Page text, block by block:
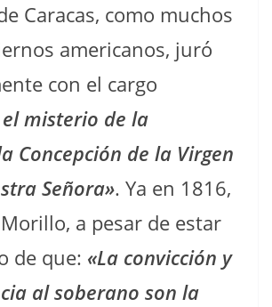
Caracas, como muchos
americanos, juró
con el cargo
misterio de la
Concepción de la Virgen
Señora». Ya en 1816,
a pesar de estar
de que: «La convicción y
al soberano son la